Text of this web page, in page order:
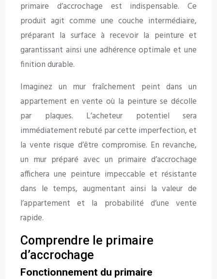
primaire d’accrochage est indispensable. Ce
produit agit comme une couche intermédiaire,
préparant la surface à recevoir la peinture et
garantissant ainsi une adhérence optimale et une
finition durable.
Imaginez un mur fraîchement peint dans un
appartement en vente où la peinture se décolle
par plaques. L’acheteur potentiel sera
immédiatement rebuté par cette imperfection, et
la vente risque d’être compromise. En revanche,
un mur préparé avec un primaire d’accrochage
affichera une peinture impeccable et résistante
dans le temps, augmentant ainsi la valeur de
l’appartement et la probabilité d’une vente
rapide.
Comprendre le primaire
d’accrochage
Fonctionnement du primaire